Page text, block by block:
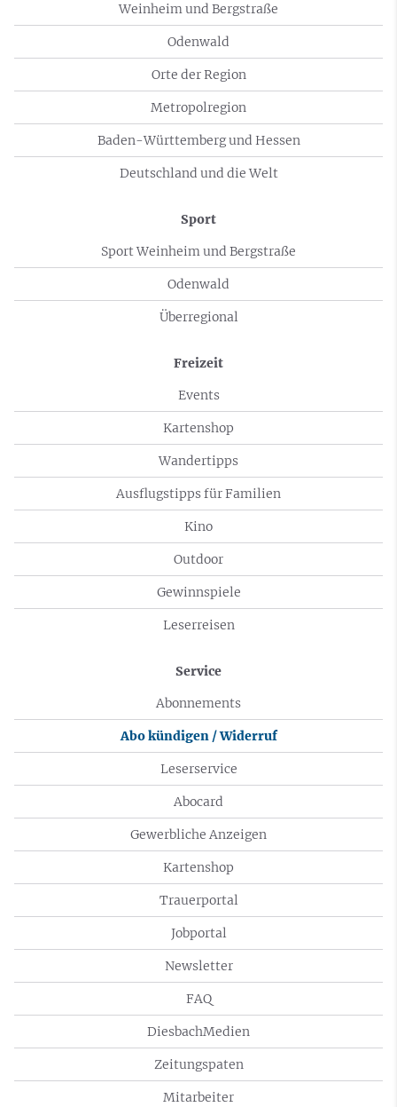
Weinheim und Bergstraße
Odenwald
Orte der Region
Metropolregion
Baden-Württemberg und Hessen
Deutschland und die Welt
Sport
Sport Weinheim und Bergstraße
Odenwald
Überregional
Freizeit
Events
Kartenshop
Wandertipps
Ausflugstipps für Familien
Kino
Outdoor
Gewinnspiele
Leserreisen
Service
Abonnements
Abo kündigen / Widerruf
Leserservice
Abocard
Gewerbliche Anzeigen
Kartenshop
Trauerportal
Jobportal
Newsletter
FAQ
DiesbachMedien
Zeitungspaten
Mitarbeiter